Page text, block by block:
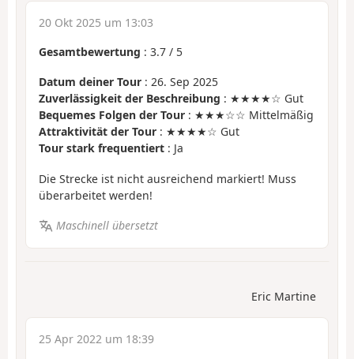
20 Okt 2025 um 13:03
Gesamtbewertung : 3.7 / 5
Datum deiner Tour : 26. Sep 2025
Zuverlässigkeit der Beschreibung : ★★★★☆ Gut
Bequemes Folgen der Tour : ★★★☆☆ Mittelmäßig
Attraktivität der Tour : ★★★★☆ Gut
Tour stark frequentiert : Ja
Die Strecke ist nicht ausreichend markiert! Muss
überarbeitet werden!
Maschinell übersetzt
Eric Martine
25 Apr 2022 um 18:39